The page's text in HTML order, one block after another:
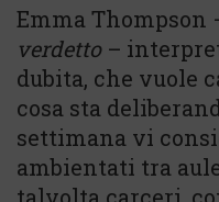
Emma Thompson
verdetto–
dubita, che vuole
cosa sta
settimana vi
ambientati tra